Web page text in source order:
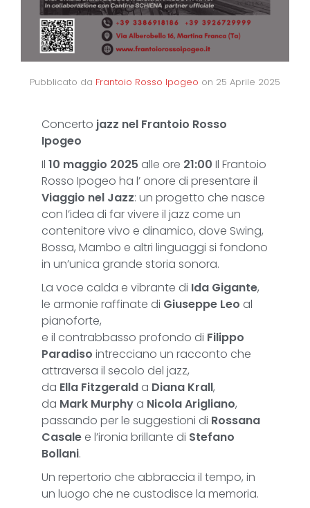
Pubblicato da Frantoio Rosso Ipogeo on 25 Aprile 2025
Concerto jazz nel Frantoio Rosso
Ipogeo
Il 10 maggio 2025 alle ore 21:00 Il Frantoio
Rosso Ipogeo ha l’ onore di presentare il
Viaggio nel Jazz: un progetto che nasce
con l’idea di far vivere il jazz come un
contenitore vivo e dinamico, dove Swing,
Bossa, Mambo e altri linguaggi si fondono
in un’unica grande storia sonora.
La voce calda e vibrante di Ida Gigante,
le armonie raffinate di Giuseppe Leo al
pianoforte,
e il contrabbasso profondo di Filippo
Paradiso intrecciano un racconto che
attraversa il secolo del jazz,
da Ella Fitzgerald a Diana Krall,
da Mark Murphy a Nicola Arigliano,
passando per le suggestioni di Rossana
Casale e l’ironia brillante di Stefano
Bollani.
Un repertorio che abbraccia il tempo, in
un luogo che ne custodisce la memoria.